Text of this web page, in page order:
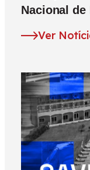
Nacional
Ver